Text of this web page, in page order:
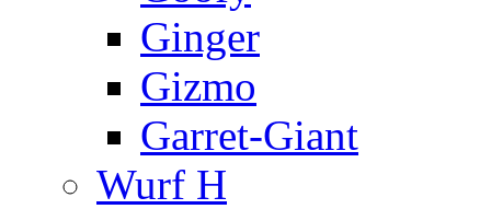
Ginger
Gizmo
Garret-Giant
Wurf H